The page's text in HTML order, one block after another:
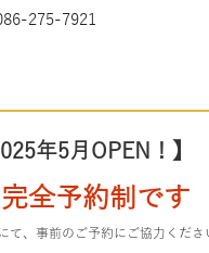
275-7921
年5月OPEN！】
全予約制です
、事前のご予約にご協力くださ